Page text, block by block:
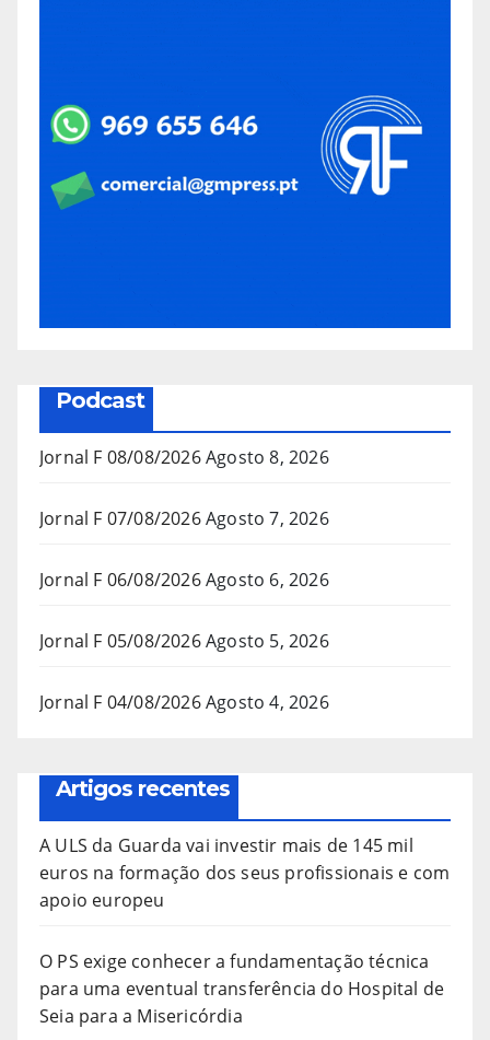
Podcast
Jornal F 08/08/2026Agosto 8, 2026
Jornal F 07/08/2026Agosto 7, 2026
Jornal F 06/08/2026Agosto 6, 2026
Jornal F 05/08/2026Agosto 5, 2026
Jornal F 04/08/2026Agosto 4, 2026
Artigos recentes
A ULS da Guarda vai investir mais de 145 mil
euros na formação dos seus profissionais e com
apoio europeu
O PS exige conhecer a fundamentação técnica
para uma eventual transferência do Hospital de
Seia para a Misericórdia